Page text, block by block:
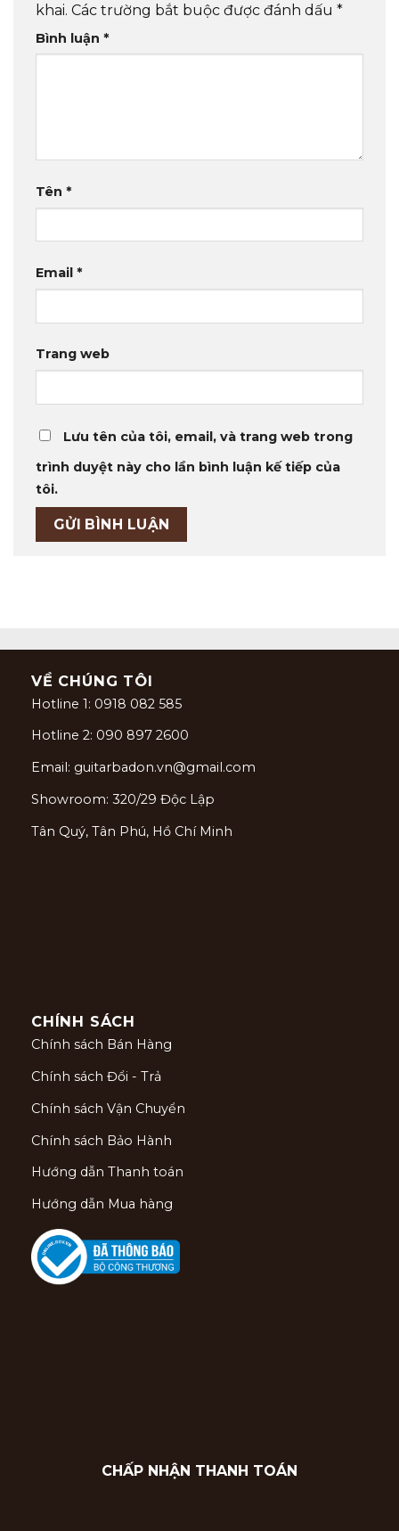
khai. Các trường bắt buộc được đánh dấu *
Bình luận *
Tên *
Email *
Trang web
Lưu tên của tôi, email, và trang web trong
trình duyệt này cho lần bình luận kế tiếp của
tôi.
VỀ CHÚNG TÔI
Hotline 1: 0918 082 585
Hotline 2: 090 897 2600
Email: guitarbadon.vn@gmail.com
Showroom: 320/29 Độc Lập
Tân Quý, Tân Phú, Hồ Chí Minh
CHÍNH SÁCH
Chính sách Bán Hàng
Chính sách Đổi - Trả
Chính sách Vận Chuyển
Chính sách Bảo Hành
Hướng dẫn Thanh toán
Hướng dẫn Mua hàng
CHẤP NHẬN THANH TOÁN